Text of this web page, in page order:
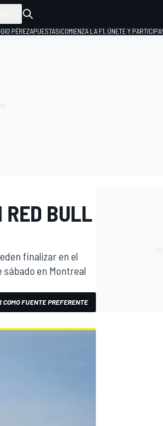
PÉREZAPUESTAS¡COMIENZA LA F1, ÚNETE Y PARTICIPA!
RED BULL
finalizar en el
sábado en Montreal
COMO FUENTE PREFERENTE